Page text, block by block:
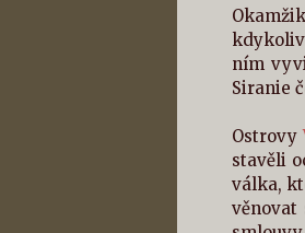
kdykoliv
ním
Siranie
Ostrovy
stavěli
válka,